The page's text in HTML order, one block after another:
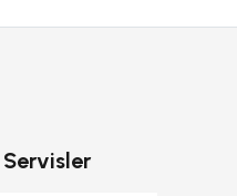
Servisler